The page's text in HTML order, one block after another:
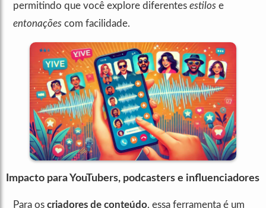
permitindo que você explore diferentes estilos e
entonações com facilidade.
Impacto para YouTubers, podcasters e influenciadores
Para os criadores de conteúdo, essa ferramenta é um